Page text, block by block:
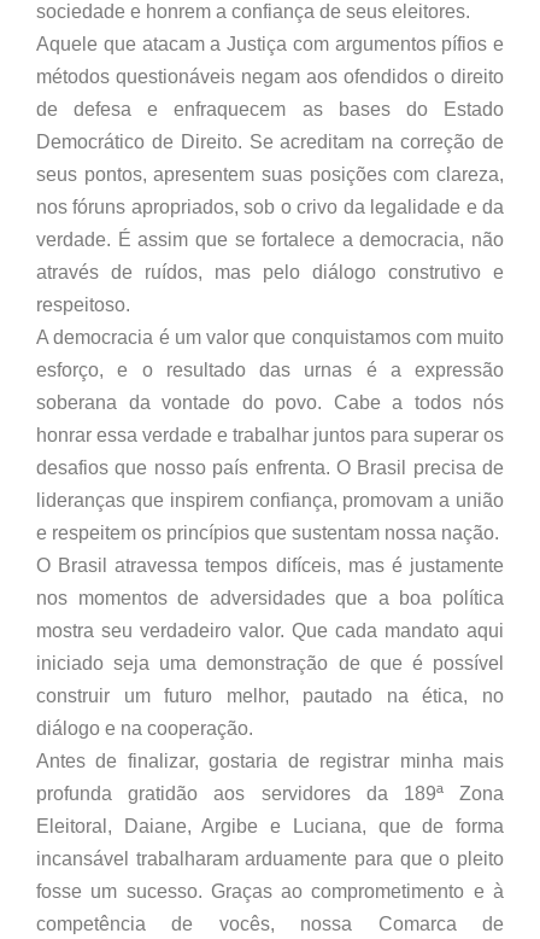
sociedade e honrem a confiança de seus eleitores.
Aquele que atacam a Justiça com argumentos pífios e
métodos questionáveis negam aos ofendidos o direito
de defesa e enfraquecem as bases do Estado
Democrático de Direito. Se acreditam na correção de
seus pontos, apresentem suas posições com clareza,
nos fóruns apropriados, sob o crivo da legalidade e da
verdade. É assim que se fortalece a democracia, não
através de ruídos, mas pelo diálogo construtivo e
respeitoso.
A democracia é um valor que conquistamos com muito
esforço, e o resultado das urnas é a expressão
soberana da vontade do povo. Cabe a todos nós
honrar essa verdade e trabalhar juntos para superar os
desafios que nosso país enfrenta. O Brasil precisa de
lideranças que inspirem confiança, promovam a união
e respeitem os princípios que sustentam nossa nação.
O Brasil atravessa tempos difíceis, mas é justamente
nos momentos de adversidades que a boa política
mostra seu verdadeiro valor. Que cada mandato aqui
iniciado seja uma demonstração de que é possível
construir um futuro melhor, pautado na ética, no
diálogo e na cooperação.
Antes de finalizar, gostaria de registrar minha mais
profunda gratidão aos servidores da 189ª Zona
Eleitoral, Daiane, Argibe e Luciana, que de forma
incansável trabalharam arduamente para que o pleito
fosse um sucesso. Graças ao comprometimento e à
competência de vocês, nossa Comarca de